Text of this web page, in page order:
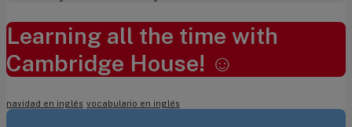
Learning all the time with
Cambridge House! ☺
navidad en inglés vocabulario en inglés